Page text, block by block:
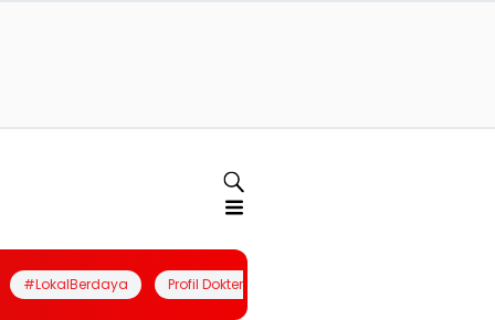
#LokalBerdaya Profil Dokter